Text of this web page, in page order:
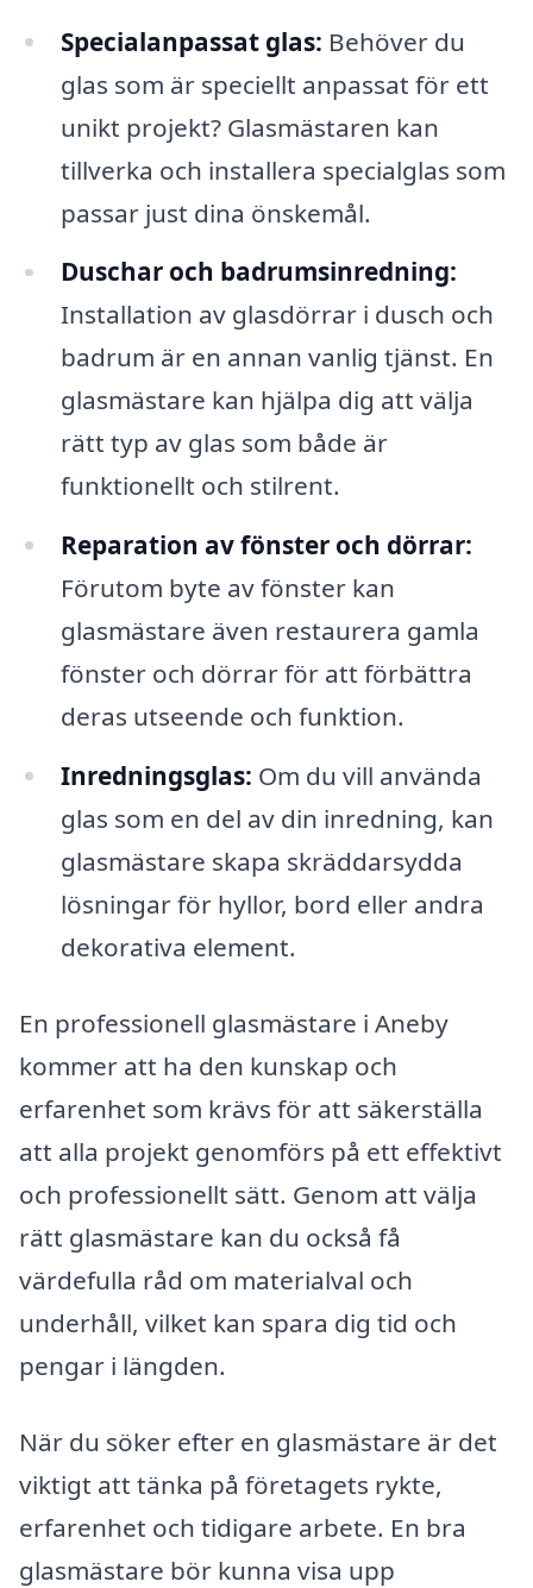
Specialanpassat glas: Behöver du
glas som är speciellt anpassat för ett
unikt projekt? Glasmästaren kan
tillverka och installera specialglas som
passar just dina önskemål.
Duschar och badrumsinredning:
Installation av glasdörrar i dusch och
badrum är en annan vanlig tjänst. En
glasmästare kan hjälpa dig att välja
rätt typ av glas som både är
funktionellt och stilrent.
Reparation av fönster och dörrar:
Förutom byte av fönster kan
glasmästare även restaurera gamla
fönster och dörrar för att förbättra
deras utseende och funktion.
Inredningsglas: Om du vill använda
glas som en del av din inredning, kan
glasmästare skapa skräddarsydda
lösningar för hyllor, bord eller andra
dekorativa element.
En professionell glasmästare i Aneby
kommer att ha den kunskap och
erfarenhet som krävs för att säkerställa
att alla projekt genomförs på ett effektivt
och professionellt sätt. Genom att välja
rätt glasmästare kan du också få
värdefulla råd om materialval och
underhåll, vilket kan spara dig tid och
pengar i längden.
När du söker efter en glasmästare är det
viktigt att tänka på företagets rykte,
erfarenhet och tidigare arbete. En bra
glasmästare bör kunna visa upp